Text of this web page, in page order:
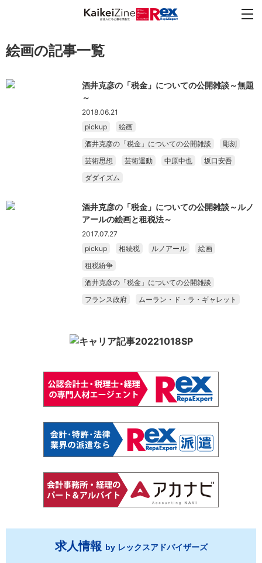
絵画の記事一覧
酒井克彦の「税金」についての公開雑談～無題
～
2018.06.21
pickup
絵画
酒井克彦の「税金」についての公開雑談
彫刻
芸術思想
芸術運動 中原中也
坂口安吾
ダダイズム
酒井克彦の「税金」についての公開雑談～ルノ
アールの絵画と租税法～
2017.07.27
pickup
相続税 ルノアール
絵画
租税紛争
酒井克彦の「税金」についての公開雑談
フランス政府
ムーラン・ド・ラ・ギャレット
求人情報 by レックスアドバイザーズ